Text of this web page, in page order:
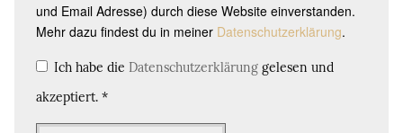
und Email Adresse) durch diese Website einverstanden.
Mehr dazu findest du in meiner Datenschutzerklärung.
Ich habe die Datenschutzerklärung gelesen und
akzeptiert. *